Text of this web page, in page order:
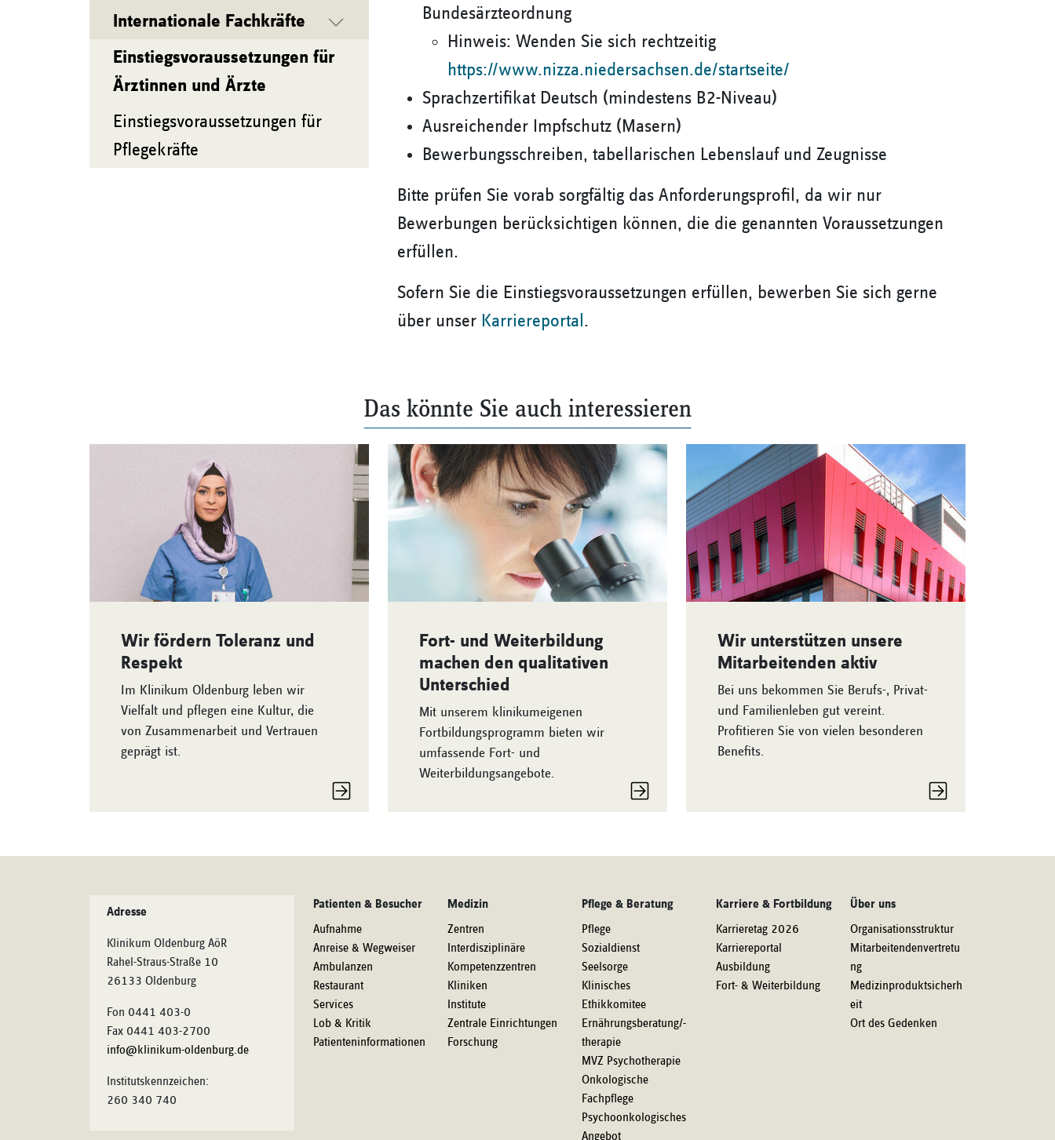
Internationale Fachkräfte
Einstiegsvoraussetzungen für
Ärztinnen und Ärzte
Einstiegsvoraussetzungen für
Pflegekräfte
Bundesärzteordnung
Hinweis: Wenden Sie sich rechtzeitig
https://www.nizza.niedersachsen.de/startseite/
Sprachzertifikat Deutsch (mindestens B2-Niveau)
Ausreichender Impfschutz (Masern)
Bewerbungsschreiben, tabellarischen Lebenslauf und Zeugnisse
Bitte prüfen Sie vorab sorgfältig das Anforderungsprofil, da wir nur
Bewerbungen berücksichtigen können, die die genannten Voraussetzungen
erfüllen.
Sofern Sie die Einstiegsvoraussetzungen erfüllen, bewerben Sie sich gerne
über unser Karriereportal .
Das könnte Sie auch interessieren
Wir fördern Toleranz und
Respekt
Im Klinikum Oldenburg leben wir
Vielfalt und pflegen eine Kultur, die
von Zusammenarbeit und Vertrauen
geprägt ist.
Fort- und Weiterbildung
machen den qualitativen
Unterschied
Mit unserem klinikumeigenen
Fortbildungsprogramm bieten wir
umfassende Fort- und
Weiterbildungsangebote.
Wir unterstützen unsere
Mitarbeitenden aktiv
Bei uns bekommen Sie Berufs-, Privat-
und Familienleben gut vereint.
Profitieren Sie von vielen besonderen
Benefits.
Adresse
Klinikum Oldenburg AöR
Rahel-Straus-Straße 10
26133 Oldenburg
Fon 0441 403-0
Fax 0441 403-2700
info@klinikum-oldenburg.de
Institutskennzeichen:
260 340 740
Patienten & Besucher
Aufnahme
Anreise & Wegweiser
Ambulanzen
Restaurant
Services
Lob & Kritik
Patienteninformationen
Medizin
Zentren
Interdisziplinäre
Kompetenzzentren
Kliniken
Institute
Zentrale Einrichtungen
Forschung
Pflege & Beratung
Pflege
Sozialdienst
Seelsorge
Klinisches
Ethikkomitee
Ernährungsberatung/-
therapie
MVZ Psychotherapie
Onkologische
Fachpflege
Psychoonkologisches
Angebot
Karriere & Fortbildung
Karrieretag 2026
Karriereportal
Ausbildung
Fort- & Weiterbildung
Über uns
Organisationsstruktur
Mitarbeitendenvertretu
ng
Medizinproduktsicherh
eit
Ort des Gedenken